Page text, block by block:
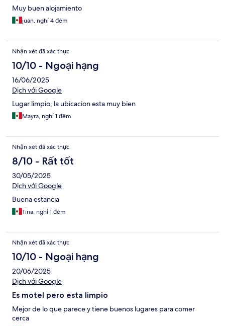
Muy buen alojamiento
juan, nghỉ 4 đêm
Nhận xét đã xác thực
10/10 - Ngoại hạng
16/06/2025
Dịch với Google
Lugar limpio, la ubicacion esta muy bien
Mayra, nghỉ 1 đêm
Nhận xét đã xác thực
8/10 - Rất tốt
30/05/2025
Dịch với Google
Buena estancia
Tina, nghỉ 1 đêm
Nhận xét đã xác thực
10/10 - Ngoại hạng
20/06/2025
Dịch với Google
Es motel pero esta limpio
Mejor de lo que parece y tiene buenos lugares para comer
cerca